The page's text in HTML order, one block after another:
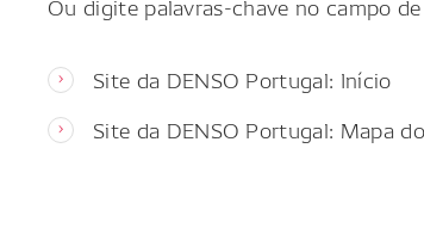
Site da DENSO Portugal: Início
Site da DENSO Portugal: Mapa